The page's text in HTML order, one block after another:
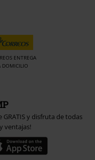
ENTREGA
DOMICILIO
GRATIS y disfruta de todas
ventajas!